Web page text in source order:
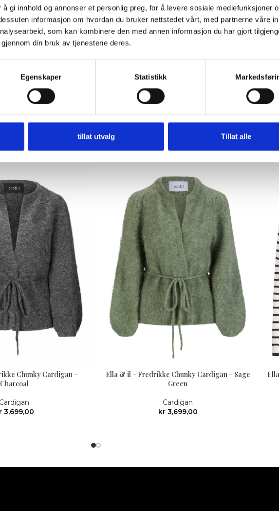
gi innhold og annonser et personlig preg, for å levere sosiale mediefunksjoner
informasjon om hvordan du bruker nettstedet vårt, med partnerne våre
som kan kombinere den med annen informasjon du har gjort
din bruk av tjenestene deres.
Egenskaper Statistikk
tillat utvalg Tillat alle
Control Union 1009799.
Chunky Cardigan –
Charcoal
Cardigan
3,699,00
Ella & il – Fredrikke Chunky Cardigan – Sage
Green
Cardigan
kr3,699,00